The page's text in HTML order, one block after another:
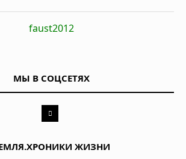
faust2012
МЫ В СОЦСЕТЯХ
ЖИЗНИ